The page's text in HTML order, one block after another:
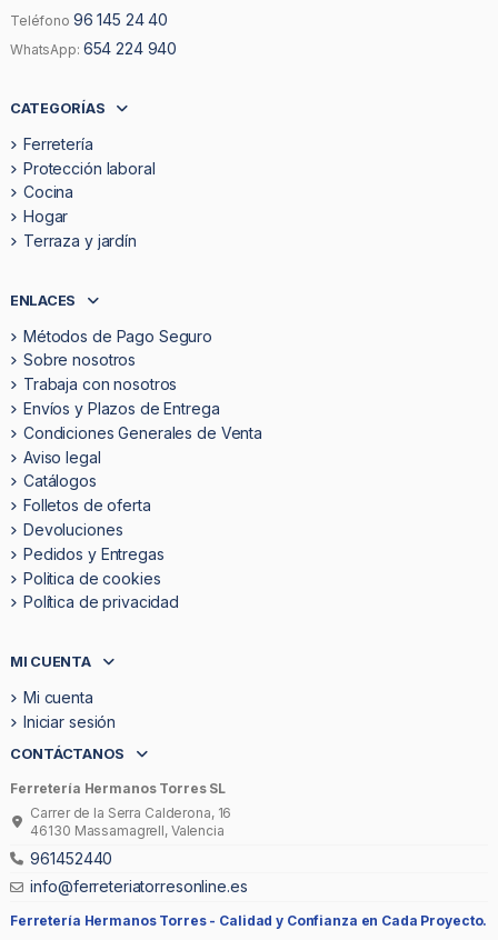
Teléfono 96 145 24 40
WhatsApp: 654 224 940
CATEGORÍAS
Ferretería
Protección laboral
Cocina
Hogar
Terraza y jardín
ENLACES
Métodos de Pago Seguro
Sobre nosotros
Trabaja con nosotros
Envíos y Plazos de Entrega
Condiciones Generales de Venta
Aviso legal
Catálogos
Folletos de oferta
Devoluciones
Pedidos y Entregas
Politica de cookies
Política de privacidad
MI CUENTA
Mi cuenta
Iniciar sesión
CONTÁCTANOS
Ferretería Hermanos Torres SL
Carrer de la Serra Calderona, 16
46130 Massamagrell, Valencia
961452440
info@ferreteriatorresonline.es
Ferretería Hermanos Torres - Calidad y Confianza en Cada Proyecto.